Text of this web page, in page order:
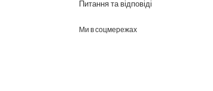
Питання та відповіді
Ми в соцмережах